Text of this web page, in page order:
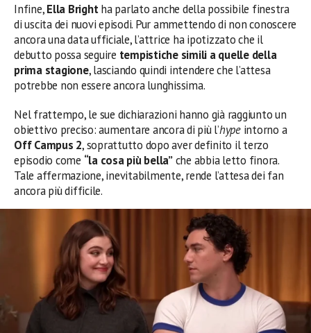
Infine,Ella Brightha parlato anche della possibile finestra
di uscita dei nuovi episodi. Pur ammettendo di non conoscere
ancora una data ufficiale, l’attrice ha ipotizzato che il
debutto possa seguire tempistiche simili a quelle della
prima stagione, lasciando quindi intendere che l’attesa
potrebbe non essere ancora lunghissima.
Nel frattempo, le sue dichiarazioni hanno già raggiunto un
obiettivo preciso: aumentare ancora di più l’hypeintorno a
Off Campus 2, soprattutto dopo aver definito il terzo
episodio come “la cosa più bella”che abbia letto finora.
Tale affermazione, inevitabilmente, rende l’attesa dei fan
ancora più difficile.